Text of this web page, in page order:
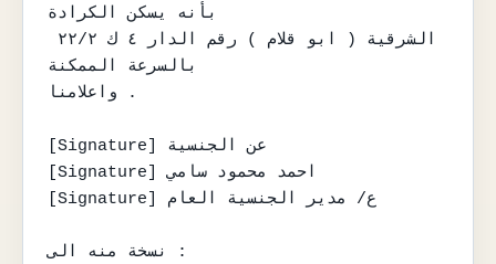
بأنه يسكن الكرادة
بالسرعة الممكنة
واعلامنا .
[Signature] عن الجنسية
[Signature] احمد محمود سامي
[Signature] ع/ مدير الجنسية العام
نسخة منه الى :